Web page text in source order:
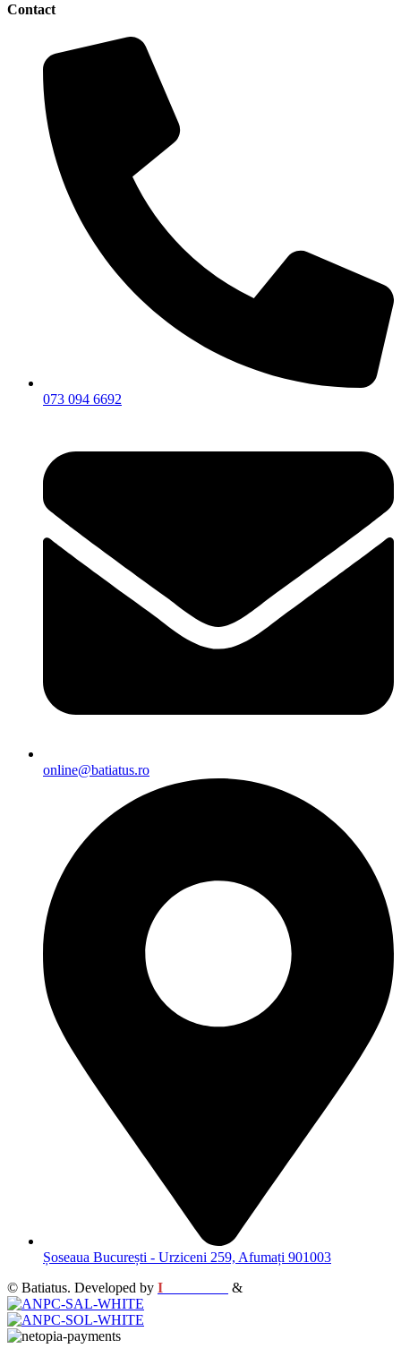
Contact
073 094 6692
online@batiatus.ro
Șoseaua București - Urziceni 259, Afumați 901003
© Batiatus. Developed by I &